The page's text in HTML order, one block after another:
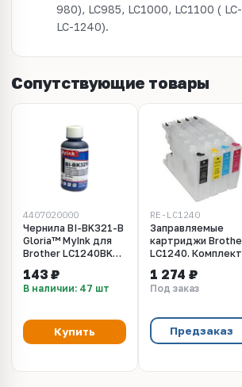
980), LC985, LC1000, LC1100 (
LC-1240).
Сопутствующие товары
4407020000
Чернила BI-BK321-B
Gloria™ MyInk для
Brother LC1240BK
143 ₽
В наличии: 47 шт
Купить
RE-LC1240
Заправляемые
картриджи
LC1240.
1 274 ₽
Под заказ
Предзаказ